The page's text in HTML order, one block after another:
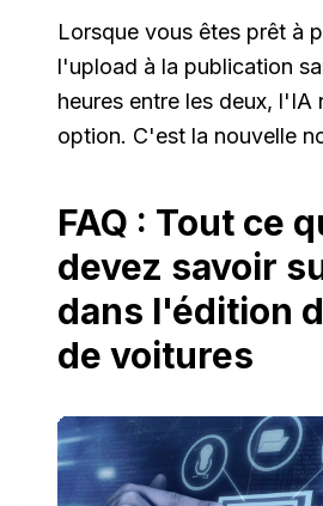
Lorsque vous êtes prêt à
l'upload à la publication
heures entre les deux, l'IA
option. C'est la nouvelle
FAQ : Tout ce
devez savoir
dans l'édition
de voitures